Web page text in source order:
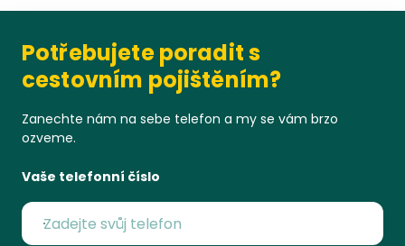
Potřebujete poradit s
cestovním pojištěním?
Zanechte nám na sebe telefon a my se vám brzo
ozveme.
Vaše telefonní číslo